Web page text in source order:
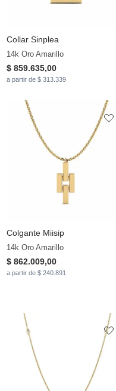
Collar Sinplea
14k Oro Amarillo
$ 859.635,00
a partir de $ 313.339
Colgante Miisip
14k Oro Amarillo
$ 862.009,00
a partir de $ 240.891